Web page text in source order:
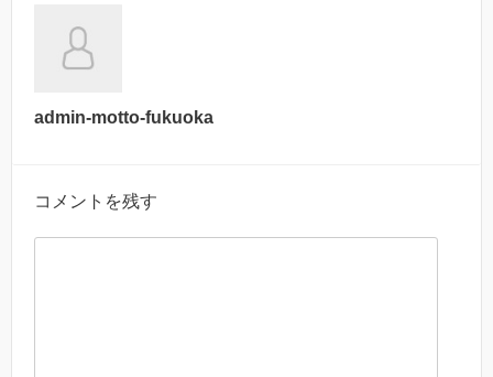
admin-motto-fukuoka
コメントを残す